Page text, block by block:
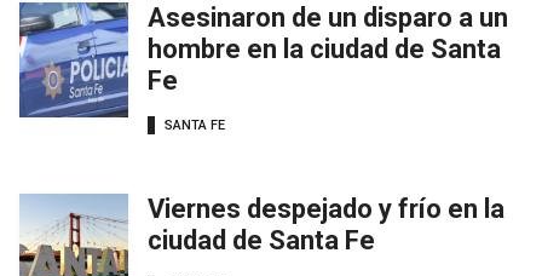
Asesinaron de un disparo a un
hombre en la ciudad de Santa
Fe
SANTA FE
Viernes despejado y frío en la
ciudad de Santa Fe